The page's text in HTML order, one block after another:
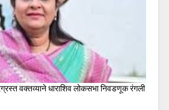
वक्तव्याने धाराशिव लोकसभा निवडणूक रंगली